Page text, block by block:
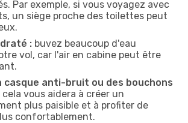
Par exemple, si vous voyagez avec
un siège proche des toilettes peut
: buvez beaucoup d'eau
vol, car l'air en cabine peut être
casque anti-bruit ou des bouchons
cela vous aidera à créer un
plus paisible et à profiter de
confortablement.